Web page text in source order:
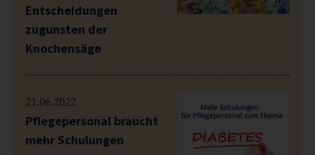
Entscheidungen
zugunsten der
Knochensäge
21.06.2022
Pflegepersonal braucht
mehr Schulungen